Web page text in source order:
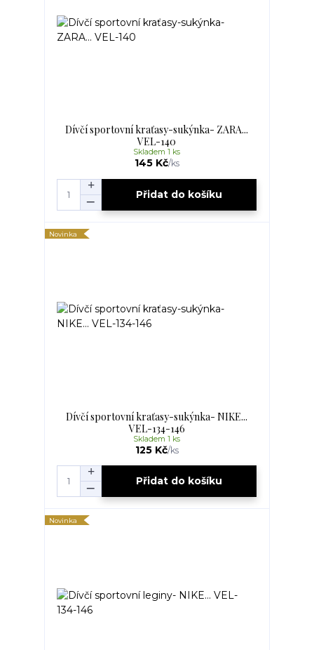
Dívčí sportovní kraťasy-sukýnka- ZARA...
VEL-140
145 Kč/ks
Skladem 1 ks
Přidat do košíku
Novinka
Dívčí sportovní kraťasy-sukýnka- NIKE...
VEL-134-146
125 Kč/ks
Skladem 1 ks
Přidat do košíku
Novinka